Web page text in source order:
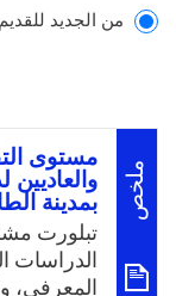
من الجديد للقديم
ملخص
مستوى
بمدينة
تبلورت
الدراسات
المعرفي،